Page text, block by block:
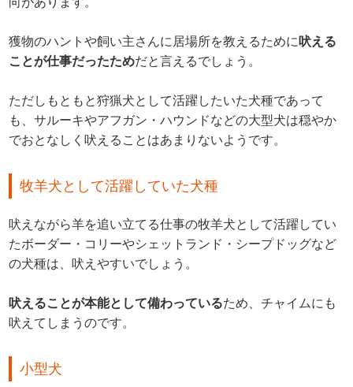
獲物のハントや飼い主さんに居場所を教えるために 吠える
ことが仕事だったためだと言えるでしょう。
ただしもともと狩猟犬として活躍したいた犬種であって
も、サルーキやアフガン・ハウンドなどの大型犬は穏やか
でおとなしく吠えることはあまりないようです。
牧羊犬として活躍していた犬種
吠えながら羊を追い立てる仕事の牧羊犬として活躍してい
たボーダー・コリーやシェットランド・シープドッグなど
の犬種は、吠えやすいでしょう。
吠えることが本能として備わっているため、チャイムにも
吠えてしまうのです。
小型犬